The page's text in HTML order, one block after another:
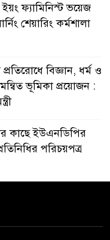
ইয়ং ফ্যামিনিস্ট ভয়েজ
শেয়ারিং কর্মশালা
বিজ্ঞান, ধর্ম ও
ভূমিকা প্রয়োজন :
কা‌ছে ইউএনডিপির
পরিচয়পত্র